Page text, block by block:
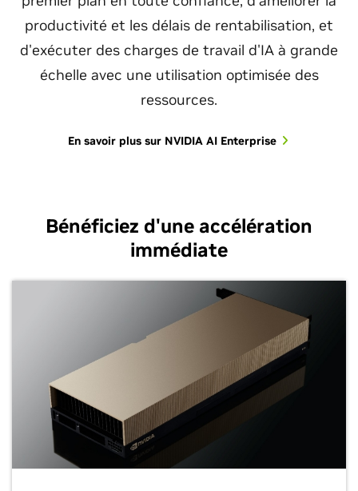
productivité et les délais de rentabilisation, et
d'exécuter des charges de travail d'IA à grande
échelle avec une utilisation optimisée des
ressources.
En savoir plus sur NVIDIA AI Enterprise
Bénéficiez d'une accélération
immédiate